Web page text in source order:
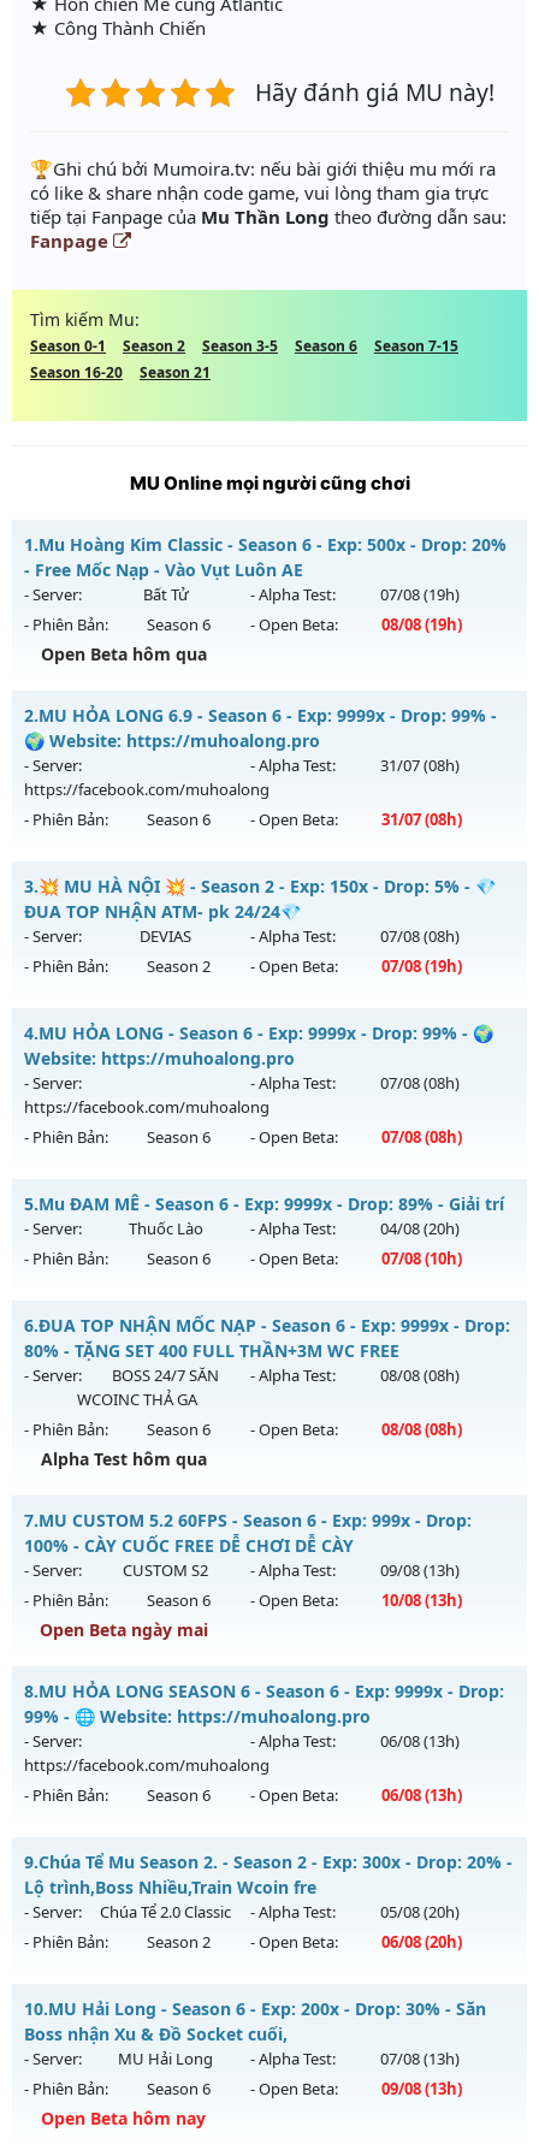
★ Công Thành Chiến
Hãy đánh giá MU này!
️🏆Ghi chú bởi Mumoira.tv: nếu bài giới thiệu mu mới ra
có like & share nhận code game, vui lòng tham gia trực
tiếp tại Fanpage của Mu Thần Long theo đường dẫn sau:
Fanpage
Tìm kiếm Mu:
Season 0-1 Season 2 Season 3-5 Season 6
Season 7-15
Season 16-20
Season 21
MU Online mọi người cũng chơi
1.Mu Hoàng Kim Classic - Season 6 - Exp: 500x - Drop: 20%
- Free Mốc Nạp - Vào Vụt Luôn AE
- Server: Bất Tử - Alpha Test: 07/08(19h)
- Phiên Bản:
Season 6 - Open Beta: 08/08(19h)
Open Beta hôm qua
Mu Hoàng Kim Classic - Free Mốc Nạp - Vào Vụt Luôn AE
Mu mới ra tháng 08 2026 - Mở máy chủ
ngày 08/08/2626
Exp: 500x - Drop: 20%
Thể loại: Mu Nguyên bản Webzen
Antihack: X-Team
2.MU HỎA LONG 6.9 - Season 6 - Exp: 9999x - Drop: 99% -
🌍 Website: https://muhoalong.pro
- Server:
https://facebook.com/muhoalong
- Alpha Test: 31/07(08h)
- Phiên Bản: Season 6 - Open Beta: 31/07(08h)
MU HỎA LONG 6.9 - 🌍 Website: https://muhoalong.pro
Mu mới ra tháng 07 2026 - Mở máy chủ
https://facebook.com/muhoalongvào 08h ngày
31/07/2626
Kiểu reset: Non Reset
Thể loại: Mu Nguyên bản Webzen
Antihack: Xshiel
3.💥 MU HÀ NỘI 💥 - Season 2 - Exp: 150x - Drop: 5% - 💎
ĐUA TOP NHẬN ATM- pk 24/24💎
- Server: DEVIAS - Alpha Test: 07/08(08h)
- Phiên Bản:
Season 2 - Open Beta: 07/08(19h)
💥 MU HÀ NỘI 💥 - 💎 ĐUA TOP NHẬN ATM- pk 24/24💎
Mu mới ra tháng 08 2026 - Mở máy chủ
ngày 07/08/2626
Exp: 150x - Drop: 5%
Thể loại: Mu Nguyên bản Webzen
Antihack: BDCAM
4.MU HỎA LONG - Season 6 - Exp: 9999x - Drop: 99% - 🌍
Website: https://muhoalong.pro
- Server:
https://facebook.com/muhoalong
- Alpha Test: 07/08(08h)
- Phiên Bản: Season 6 - Open Beta: 07/08(08h)
MU HỎA LONG - 🌍 Website: https://muhoalong.pro
Mu mới ra tháng 08 2026 - Mở máy chủ
https://facebook.com/muhoalongvào 08h ngày
Exp: 9999x - Drop: 99%
Kiểu reset: Non Reset
Thể loại: Mu Nguyên bản Webzen
Antihack: XShield
5.Mu ĐAM MÊ - Season 6 - Exp: 9999x - Drop: 89% - Giải trí
- Server: Thuốc Lào - Alpha Test: 04/08(20h)
- Phiên Bản:
Season 6 - Open Beta: 07/08(10h)
Mu ĐAM MÊ - Giải trí
Mu mới ra tháng 08 2026 - Mở máy chủThuốc Lào
ngày 07/08/2626
Exp: 9999x - Drop: 89%
Antihack: UGK
6.ĐUA TOP NHẬN MỐC NẠP - Season 6 - Exp: 9999x - Drop:
80% - TẶNG SET 400 FULL THẦN+3M WC FREE
- Server:
BOSS 24/7 SĂN
WCOINC THẢ GA
- Alpha Test: 08/08(08h)
- Phiên Bản: Season 6 - Open Beta: 08/08(08h)
Alpha Test hôm qua
WC FREE
Mu mới ra tháng 08 2026 - Mở máy chủ
BOSS 24/7 SĂN
WCOINC THẢ GA
vào 08h ngày 08/08/2626
Exp: 9999x - Drop: 80%
Thể loại: Mu Nguyên bản Webzen
Antihack: KHÔNG THỂ HACK
7.MU CUSTOM 5.2 60FPS - Season 6 - Exp: 999x - Drop:
100% - CÀY CUỐC FREE DỄ CHƠI DỄ CÀY
- Server: CUSTOM S2 - Alpha Test: 09/08(13h)
- Phiên Bản:
Season 6 - Open Beta: 10/08(13h)
Open Beta ngày mai
MU CUSTOM 5.2 60FPS - CÀY CUỐC FREE DỄ CHƠI DỄ CÀY
Mu mới ra tháng 08 2026 - Mở máy chủCUSTOM S2
ngày 10/08/2626
Exp: 999x - Drop: 100%
Antihack: XShield
8.MU HỎA LONG SEASON 6 - Season 6 - Exp: 9999x - Drop:
99% - 🌐 Website: https://muhoalong.pro
- Server:
https://facebook.com/muhoalong
- Alpha Test: 06/08(13h)
- Phiên Bản: Season 6 - Open Beta: 06/08(13h)
MU HỎA LONG SEASON 6 - 🌐 Website:
https://muhoalong.pro
Mu mới ra tháng 08 2026 - Mở máy chủ
https://facebook.com/muhoalongvào 13h ngày
Kiểu reset: Non Reset
Thể loại: Mu Nguyên bản Webzen
Antihack: XShield
9.Chúa Tể Mu Season 2. - Season 2 - Exp: 300x - Drop: 20% -
Lộ trình,Boss Nhiều,Train Wcoin fre
- Server: Chúa Tể 2.0 Classic - Alpha Test: 05/08(20h)
- Phiên Bản:
Season 2 - Open Beta: 06/08(20h)
Chúa Tể Mu Season 2. - Lộ trình,Boss Nhiều,Train Wcoin fre
Mu mới ra tháng 08 2026 - Mở máy chủ
vào 20h ngày 06/08/2626
Exp: 300x - Drop: 20%
Kiểu reset: Reset In Game
10.MU Hải Long - Season 6 - Exp: 200x - Drop: 30% - Săn
Boss nhận Xu & Đồ Socket cuối,
- Server: MU Hải Long - Alpha Test: 07/08(13h)
- Phiên Bản:
Season 6 - Open Beta: 09/08(13h)
Open Beta hôm nay